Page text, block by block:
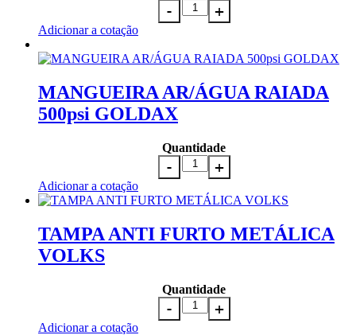
Adicionar a cotação
MANGUEIRA AR/ÁGUA RAIADA
500psi GOLDAX
Quantidade
Adicionar a cotação
TAMPA ANTI FURTO METÁLICA
VOLKS
Quantidade
Adicionar a cotação